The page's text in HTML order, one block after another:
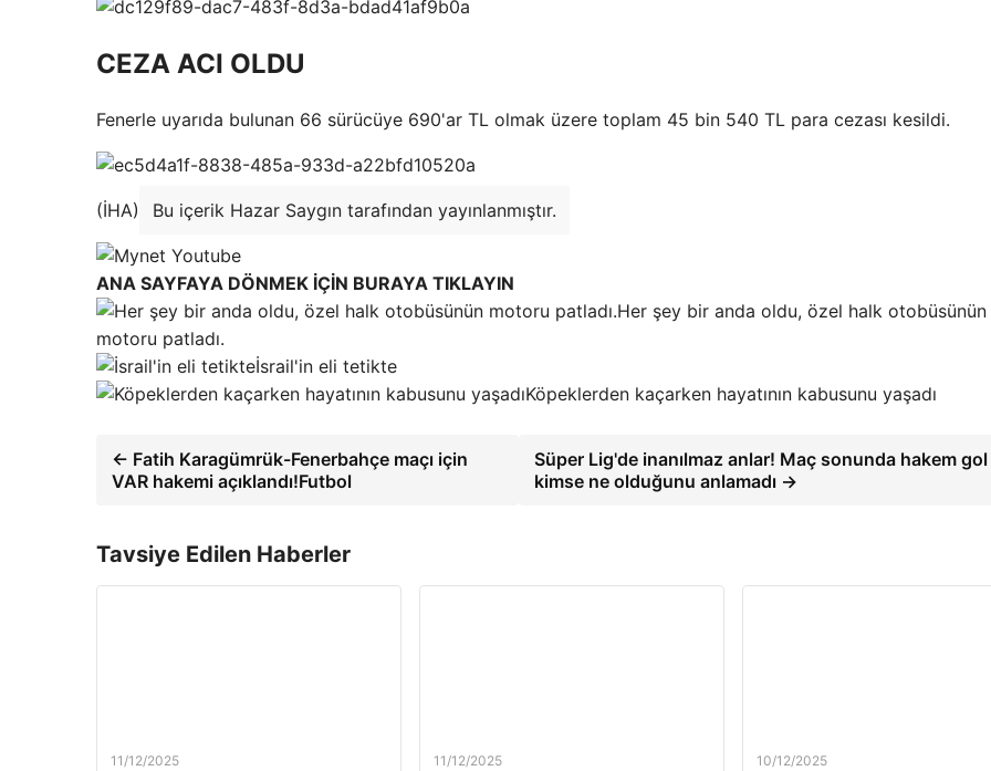
CEZA ACI OLDU
Fenerle uyarıda bulunan 66 sürücüye 690'ar TL olmak üzere toplam 45 bin 540 TL para cezası kesildi.
(İHA) Bu içerik Hazar Saygın tarafından yayınlanmıştır.
ANA SAYFAYA DÖNMEK İÇİN BURAYA TIKLAYIN
Her şey bir anda oldu, özel halk otobüsünün
motoru patladı.
İsrail'in eli tetikte
Köpeklerden kaçarken hayatının kabusunu yaşadı
← Fatih Karagümrük-Fenerbahçe maçı için
VAR hakemi açıklandı!Futbol
Süper Lig'de inanılmaz anlar! Maç sonunda hakem gol
kimse ne olduğunu anlamadı →
Tavsiye Edilen Haberler
11/12/2025 11/12/2025 10/12/2025